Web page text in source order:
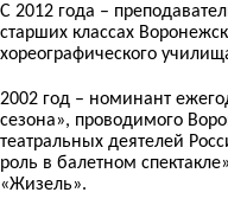
С 2012 года –
старших классах
хореографического
2002 год – номинант
сезона», проводимого
театральных деятелей
роль в балетном
«Жизель».